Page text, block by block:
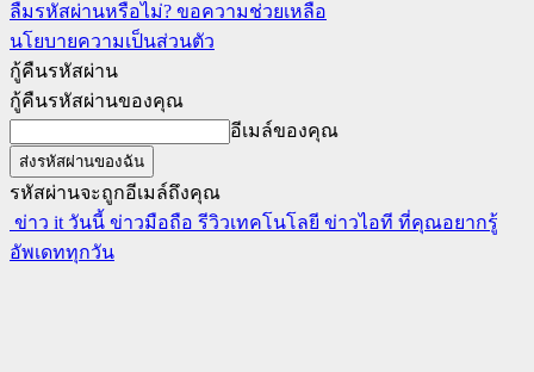
ลืมรหัสผ่านหรือไม่? ขอความช่วยเหลือ
นโยบายความเป็นส่วนตัว
กู้คืนรหัสผ่าน
กู้คืนรหัสผ่านของคุณ
อีเมล์ของคุณ
รหัสผ่านจะถูกอีเมล์ถึงคุณ
ข่าว it วันนี้ ข่าวมือถือ รีวิวเทคโนโลยี ข่าวไอที ที่คุณอยากรู้
อัพเดททุกวัน